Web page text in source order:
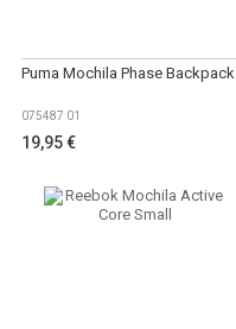
Puma Mochila Phase Backpack
075487 01
19,95 €